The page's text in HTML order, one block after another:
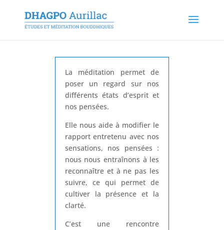
La méditation permet de
poser un regard sur nos
différents états d’esprit et
nos pensées.
Elle nous aide à modifier le
rapport entretenu avec nos
sensations, nos pensées :
nous nous entraînons à les
reconnaître et à ne pas les
suivre, ce qui permet de
cultiver la présence et la
clarté.
C’est une rencontre